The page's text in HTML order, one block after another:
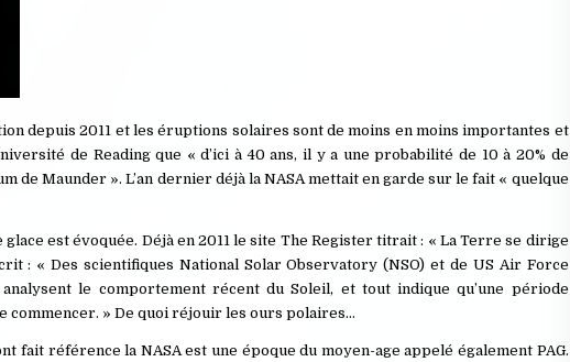
depuis 2011 et les éruptions solaires sont de moins en moins importantes et
de Reading que « d’ici à 40 ans, il y a une probabilité de 10 à 20% de
Maunder ». L’an dernier déjà la NASA mettait en garde sur le fait « quelque
glace est évoquée. Déjà en 2011 le site The Register titrait : « La Terre se dirige
: « Des scientifiques National Solar Observatory (NSO) et de US Air Force
le comportement récent du Soleil, et tout indique qu’une période
commencer. » De quoi réjouir les ours polaires…
fait référence la NASA est une époque du moyen-age appelé également PAG.